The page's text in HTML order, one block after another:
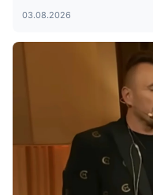
03.08.2026